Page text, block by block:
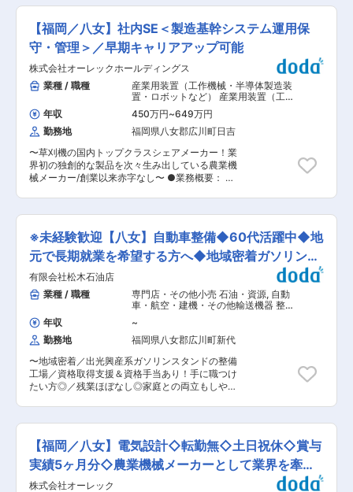
展開／マイカー通勤可◆◇ ■業務概要 自治体か
らの依頼を元に、一般土木、公共下水道、河川
（災害復旧含）、 道路、上水道をメインとした土
木工事の施工管理業務全般をお任せします。 ■業
務詳細 ・顧客や施工業者との打ち合わせ ・現場
の安全管理 ・現場に出向いての工事の進捗管理、
職人とのやり取り ・現場の写真撮影、測量 ・日
報、資料作成 など 【変更の範囲：会社の定める
業務】 ■配属先 施工管理者2名 ※会社全体では他
の技術職含めて20〜70代の社員がいます。 ■当
ポジションの特徴 ・担当エリア：勤務地である広
川町周辺エリアがメイン ・工事予算・期間：50
万〜300万規模（1〜2ヶ月）が多く、その他
3000万〜4000万規模の受注を担当（7ヶ月程
度） ・職人まで含めた自社施工のため、業務も行
いやすい環境 ・残業：事務業務は就業時間内で対
共工事９：民間工事１の割合です。 （民間はブロ
ック工事など） ■当社の魅力 ・当社は昭和43年
の設立以来、地元密着型で生活の基盤を支える土
木工事業を展開しています。 転勤や出張は無く、
腰を据えて働ける環境です。また、今後、給与や
休日の条件改善も考えており、将来的にも長く働
るため、自身のスキルを高めることができる環境
でもあります。 ・今後の事業拡大や働き方の改善
のため、新たな仲間も募集します。少しでもご経
験がある方は是非ご応募ください。 変更の範囲：
本文参照
【福岡／八女】社内SE＜製造基幹システム運用保
守・管理＞／早期キャリアアップ可能
株式会社オーレックホールディングス
業種 / 職種
産業用装置（工作機械・半導体製造装
置・ロボットなど） 産業用装置（工作
機械・半導体製造装置・ロボットな
ど）, システムエンジニア（Web・オ
ープン系・パッケージ開発） システム
年収 450万円~649万円
勤務地
福岡県八女郡広川町日吉
〜草刈機の国内トップクラスシェアメーカー！業
界初の独創的な製品を次々生み出している農業機
械メーカー/創業以来赤字なし〜 ●業務概要： 国
ム（生産・在庫管理等の製造系システム）（ERP
等）の運用保守・管理をお任せします。現場から
のヒアリングやベンダー交渉・調整が中心です。
※業務内容の将来的な変更範囲：当社業務全般 ●
業務詳細： ◇生産管理・在庫管理・ERP等製造系
システムの運用・保守・管理 ◇現場の要望や課題
のヒアリング、業務改善の提案・実施 ◇ベンダー
との交渉・コントロールおよびプロジェクト進捗
管理 ◇システム利用者へのサポート対応および部
内情報共有 ◇部内定期ミーティングで情報共有と
プロジェクト進捗の確認 ※将来的にはプロジェク
トリーダー等をお任せするポジションとなりま
す。 ●配属部署： ソリューションシステム部
プリケーショングループ ・アプリ6名/インフラ4
名 ●職場の雰囲気： ◎中途比率が高く、少数精鋭
のチームで幅広い業務に携わることができます。
交換が可能です。 ●事業概要： 農業機械の中で
も乗用・自走式の草刈機をメインに開発・製造・
販売までを手掛ける農業機械メーカーとなりま
す。 ●企業の特徴： 同社では、お客様の「辛
※未経験歓迎【八女】自動車整備◆60代活躍中◆地
元で長期就業を希望する方へ◆地域密着ガソリンス
タンド
有限会社松木石油店
業種 / 職種
専門店・その他小売 石油・資源, 自動
車・航空・建機・その他輸送機器 整備
年収
~
勤務地
福岡県八女郡広川町新代
〜地域密着／出光興産系ガソリンスタンドの整備
工場／資格取得支援＆資格手当あり！手に職つけ
たい方◎／残業ほぼなし◎家庭との両立もしやす
年後の再就職を希望する方、地域に貢献したい
方、車が好きな方≫ あなたの経験と技術を、地域
No.1を目指す私たちと一緒に活かしませんか？ ■
業務概要： 当社出光興産系ガソリンスタンド内の
整備工場にて、自動車整備・点検等の業務をお任
せします。 ■業務詳細： 整備工場での車の整
【福岡／八女】電気設計◇転勤無◇土日祝休◇賞与
実績5ヶ月分◇農業機械メーカーとして業界を牽
引！
株式会社オーレック